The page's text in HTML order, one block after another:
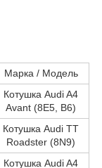
Марка / Модель
Котушка Audi A4
Avant (8E5, B6)
Котушка Audi TT
Roadster (8N9)
Котушка Audi A4